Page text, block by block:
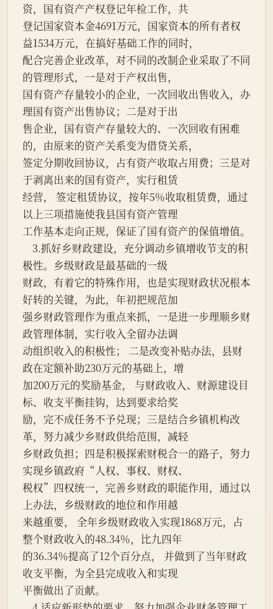
资，国有资产产权登记年检工作，共
登记国家资本金4691万元，国家资本的所有者权
益1534万元，在搞好基础工作的同时，
配合完善企业改革，对不同的改制企业采取了不同
的管理形式，一是对于产权出售，
国有资产存量较小的企业，一次回收出售收入，办
理国有资产出售协议；二是对于出
售企业，国有资产存量较大的、一次回收有困难
的，由原来的资产关系变为借贷关系，
签定分期收回协议，占有资产收取占用费；三是对
于剥离出来的国有资产，实行租赁
经营， 签定租赁协议，按年5％收取租赁费，通过
以上三项措施使我县国有资产管理
工作基本走向正规，保证了国有资产的保值增值。
极性。乡级财政是最基础的一级
财政，有着它的特殊作用，也是实现财政状况根本
好转的关键，为此，年初把规范加
强乡财政管理作为重点来抓，一是进一步理顺乡财
政管理体制，实行收入全留办法调
动组织收入的积极性； 二是改变补贴办法，县财
政在定额补助230万元的基础上，增
加200万元的奖励基金， 与财政收入、财源建设目
标、收支平衡挂钩，达到要求给奖
励，完不成任务不予兑现；三是结合乡镇机构改
革，努力减少乡财政供给范围，减轻
乡财政负担；四是积极探索财税合一的路子，努力
实现乡镇政府“人权、事权、财权、
税权”四权统一，完善乡财政的职能作用，通过以
上办法，乡级财政的地位和作用越
来越重要， 全年乡级财政收入实现1868万元，占
整个财政收入的48.34％，比九四年
的36.34％提高了12个百分点， 并做到了当年财政
收支平衡，为全县完成收入和实现
平衡做出了贡献。